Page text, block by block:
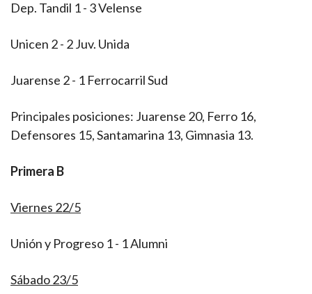
Dep. Tandil 1 - 3 Velense
Unicen 2 - 2 Juv. Unida
Juarense 2 - 1 Ferrocarril Sud
Principales posiciones: Juarense 20, Ferro 16,
Defensores 15, Santamarina 13, Gimnasia 13.
Primera B
Viernes 22/5
Unión y Progreso 1 - 1 Alumni
Sábado 23/5